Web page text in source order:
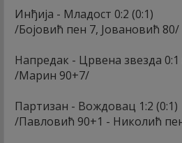
Инђија - Младост 0:2 (0:1)
/Бојовић пен 7, Јовановић 80/
Напредак - Црвена звезда 0:1
/Марин 90+7/
Партизан - Вождовац 1:2 (0:1)
/Павловић 90+1 - Николић